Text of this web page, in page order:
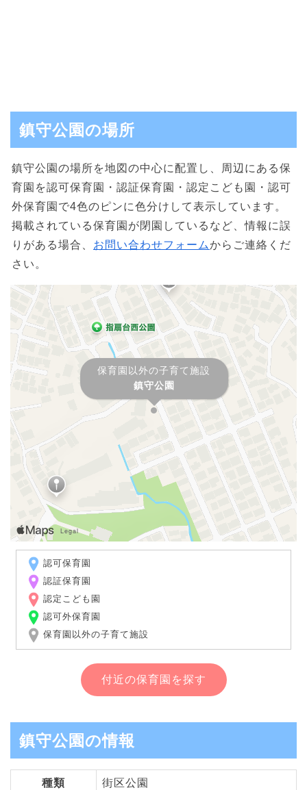
鎮守公園の場所
鎮守公園の場所を地図の中心に配置し、周辺にある保
育園を認可保育園・認証保育園・認定こども園・認可
外保育園で4色のピンに色分けして表示しています。
掲載されている保育園が閉園しているなど、情報に誤
りがある場合、 お問い合わせフォームからご連絡くだ
さい。
保育園以外の子育て施設
鎮守公園
認可保育園
認証保育園
認定こども園
認可外保育園
保育園以外の子育て施設
付近の保育園を探す
鎮守公園の情報
種類 街区公園